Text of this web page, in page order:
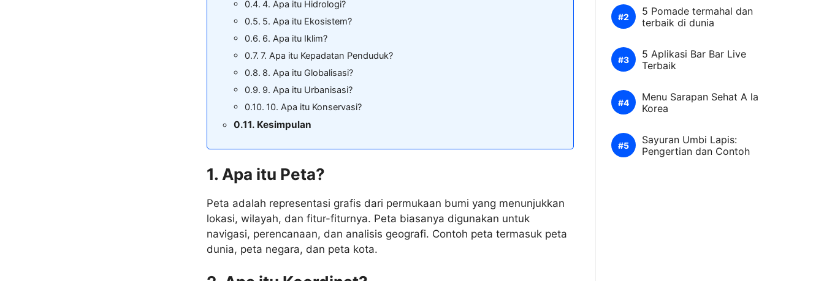
4. Apa itu Hidrologi?
5. Apa itu Ekosistem?
6. Apa itu Iklim?
7. Apa itu Kepadatan Penduduk?
8. Apa itu Globalisasi?
9. Apa itu Urbanisasi?
10. Apa itu Konservasi?
Kesimpulan
1. Apa itu Peta?
Peta adalah representasi grafis dari permukaan bumi yang menunjukkan
lokasi, wilayah, dan fitur-fiturnya. Peta biasanya digunakan untuk
navigasi, perencanaan, dan analisis geografi. Contoh peta termasuk peta
dunia, peta negara, dan peta kota.
5 Pomade termahal dan
terbaik di dunia
5 Aplikasi Bar Bar Live
Terbaik
Menu Sarapan Sehat A la
Korea
Sayuran Umbi Lapis:
Pengertian dan Contoh